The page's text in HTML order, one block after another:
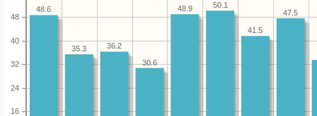
16
24
32
40
48 47.5
41.5
50.1
48.9
30.6
36.2
35.3
48.6